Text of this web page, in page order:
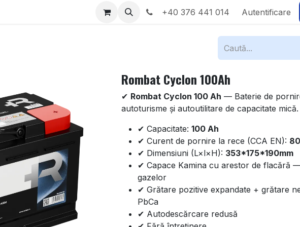
+40 376 441 014 Autentificare
Rombat Cyclon 100Ah
✔ Rombat Cyclon 100 Ah — Baterie de
autoturisme și autoutilitare de capacitate mică.
✔ Capacitate: 100 Ah
✔ Curent de pornire la rece (CCA EN):
✔ Dimensiuni (L×l×H): 353*175*190mm
✔ Capace Kamina cu arestor de flacără
gazelor
✔ Grătare pozitive expandate + grătare
PbCa
✔ Autodescărcare redusă